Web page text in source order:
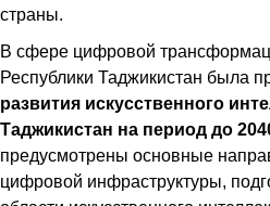
страны.
В сфере цифровой
Республики Таджикистан была
развития искусственного
Таджикистан на период до
предусмотрены основные
цифровой инфраструктуры,